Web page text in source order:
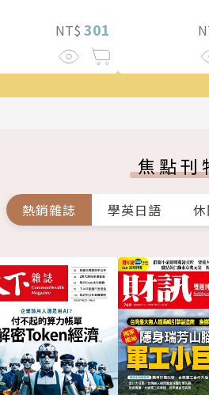
NT$ 301
焦點刊
熱銷雜誌 學英日語